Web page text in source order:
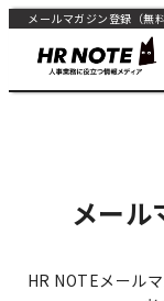
メールマガジン登録（無
メール
HR NOTEメール